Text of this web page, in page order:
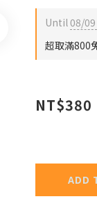
Until08/09
超取滿800
NT$380
ADD